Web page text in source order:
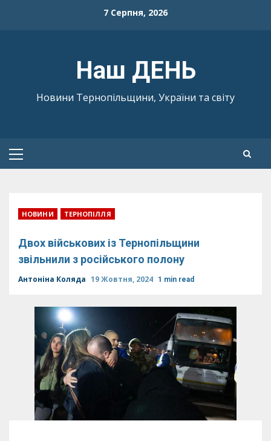
7 Серпня, 2026
Наш ДЕНЬ
Новини Тернопільщини, України та світу
Primary
НОВИНИ ТЕРНОПІЛЛЯ
Двох військових із Тернопільщини
звільнили з російського полону
Антоніна Коляда 19 Жовтня, 2024 1 min read